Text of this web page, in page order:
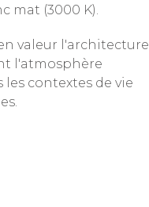
mat (3000 K).
valeur l'architecture
l'atmosphère
contextes de vie